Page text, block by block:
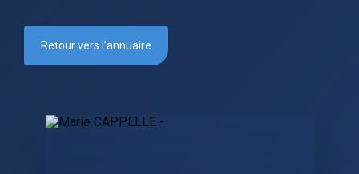
Retour vers l’annuaire